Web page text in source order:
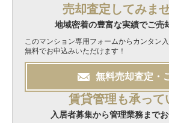
売却査定してみま
地域密着の豊富な実績でご売
このマンション専用フォームからカンタン入
無料でお申込みいただけます！
無料売却査定・
賃貸管理も承って
入居者募集から管理業務まで